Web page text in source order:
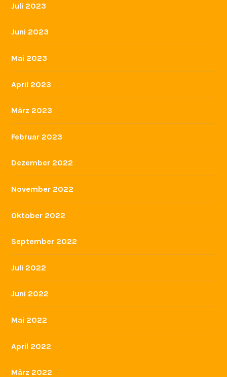
Juli 2023
Juni 2023
Mai 2023
April 2023
März 2023
Februar 2023
Dezember 2022
November 2022
Oktober 2022
September 2022
Juli 2022
Juni 2022
Mai 2022
April 2022
März 2022